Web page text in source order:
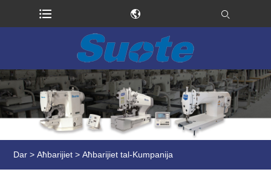
Dar > Aħbarijiet >Aħbarijiet tal-Kumpanija